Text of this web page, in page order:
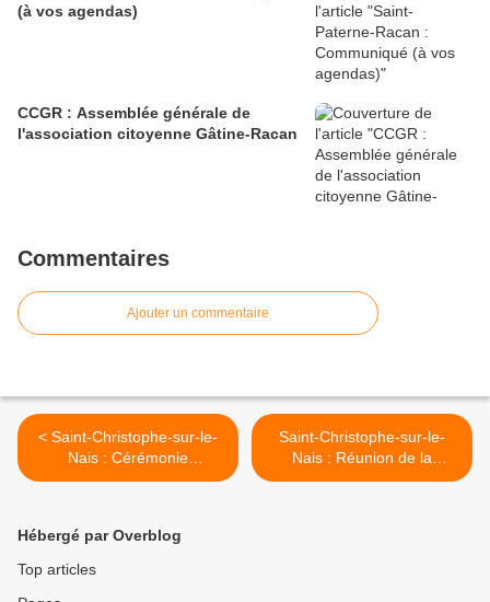
(à vos agendas)
CCGR : Assemblée générale de
l'association citoyenne Gâtine-Racan
Commentaires
Ajouter un commentaire
< Saint-Christophe-sur-le-
Nais : Cérémonie
émouvante en hommage à
Saint-Christophe-sur-le-
Nais : Réunion de la
commission culture élargie
Hébergé par Overblog
Top articles